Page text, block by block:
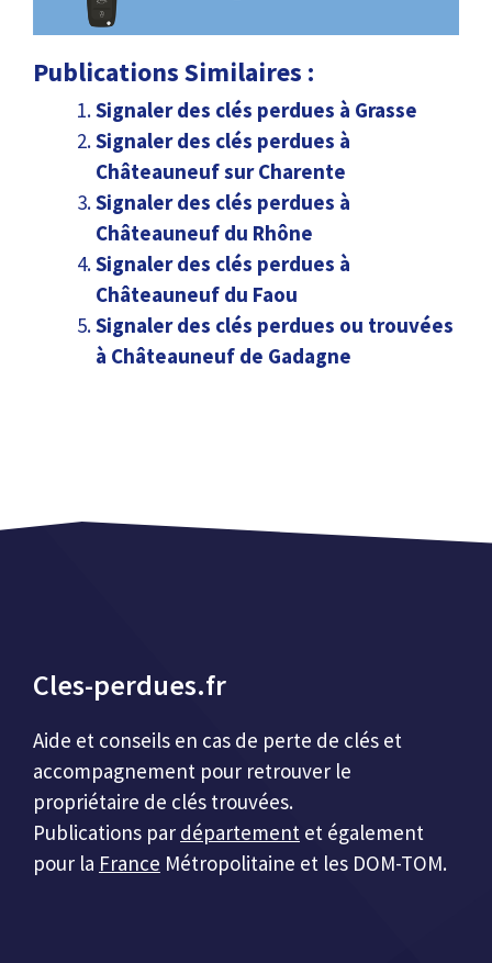
Publications Similaires :
Signaler des clés perdues à Grasse
Signaler des clés perdues à
Châteauneuf sur Charente
Signaler des clés perdues à
Châteauneuf du Rhône
Signaler des clés perdues à
Châteauneuf du Faou
Signaler des clés perdues ou trouvées
à Châteauneuf de Gadagne
Cles-perdues.fr
Aide et conseils en cas de perte de clés et
accompagnement pour retrouver le
propriétaire de clés trouvées.
Publications par département et également
pour la France Métropolitaine et les DOM-TOM.